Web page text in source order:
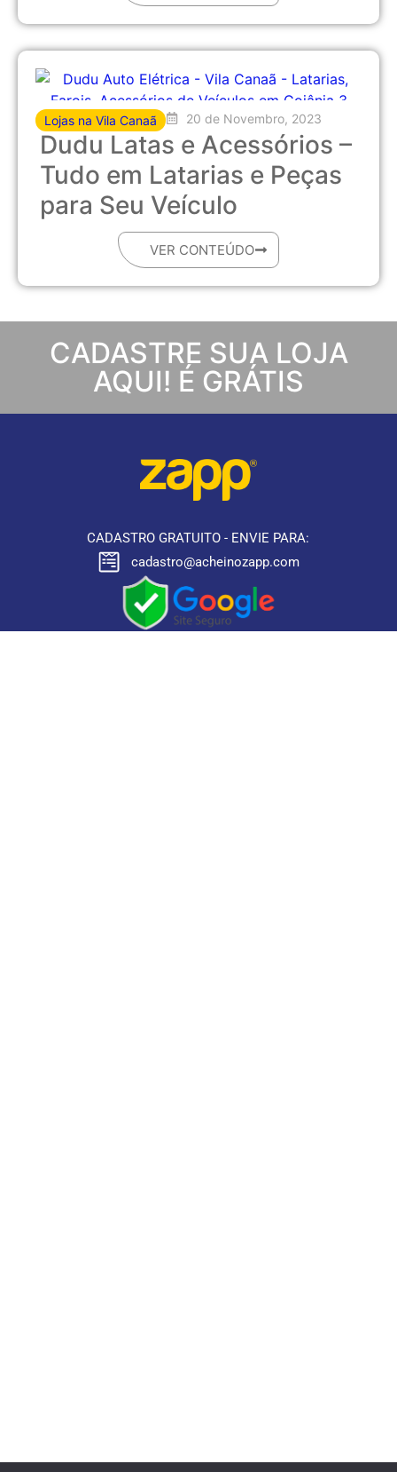
Lojas na Vila Canaã 20 de Novembro, 2023
Dudu Latas e Acessórios –
Tudo em Latarias e Peças
para Seu Veículo
VER CONTEÚDO
CADASTRE SUA LOJA
AQUI! É GRÁTIS
CADASTRO GRATUITO - ENVIE PARA:
cadastro@acheinozapp.com